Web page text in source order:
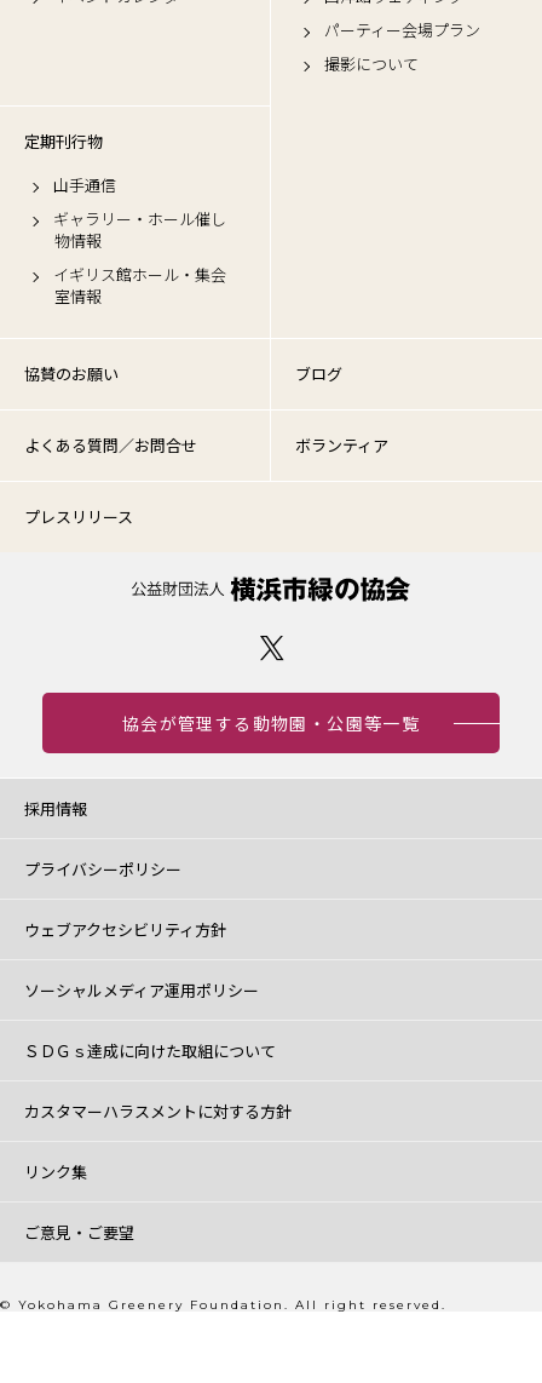
パーティー会場プラン
撮影について
定期刊行物
山手通信
ギャラリー・ホール催し
物情報
イギリス館ホール・集会
室情報
協賛のお願い ブログ
よくある質問／お問合せ ボランティア
プレスリリース
協会が管理する動物園・公園等一覧
採用情報
プライバシーポリシー
ウェブアクセシビリティ方針
ソーシャルメディア運用ポリシー
ＳＤＧｓ達成に向けた取組について
カスタマーハラスメントに対する方針
リンク集
ご意見・ご要望
© Yokohama Greenery Foundation. All right reserved.